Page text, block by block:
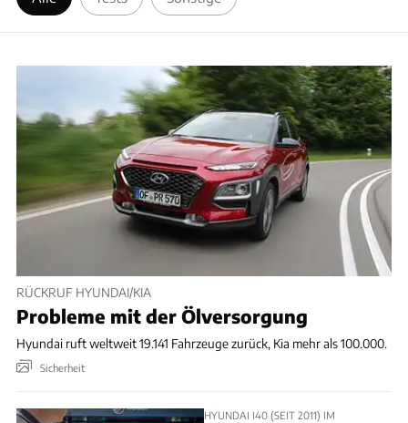
RÜCKRUF HYUNDAI/KIA
Probleme mit der Ölversorgung
Hyundai ruft weltweit 19.141 Fahrzeuge zurück, Kia mehr als 100.000.
Sicherheit
HYUNDAI I40 (SEIT 2011) IM